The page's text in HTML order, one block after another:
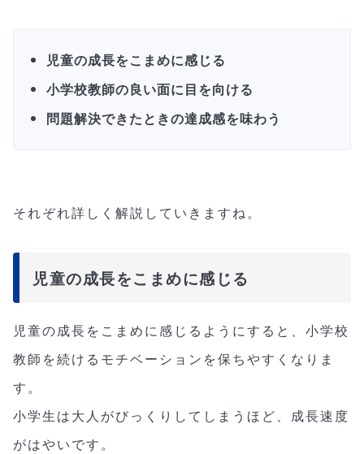
児童の成長をこまめに感じる
小学校教師の良い面に目を向ける
問題解決できたときの達成感を味わう
それぞれ詳しく解説していきますね。
児童の成長をこまめに感じる
児童の成長をこまめに感じるようにすると、小学校
教師を続けるモチベーションを保ちやすくなりま
す。
小学生は大人がびっくりしてしまうほど、成長速度
がはやいです。